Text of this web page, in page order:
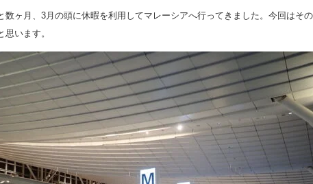
数ヶ月、3月の頭に休暇を利用してマレーシアへ行ってきました。今回はそ
思います。